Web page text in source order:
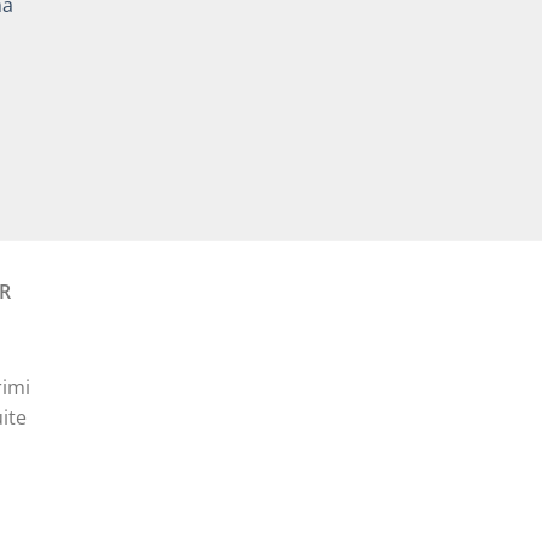
lei.